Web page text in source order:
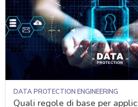
DATA PROTECTION ENGINEERING
Quali regole di base per